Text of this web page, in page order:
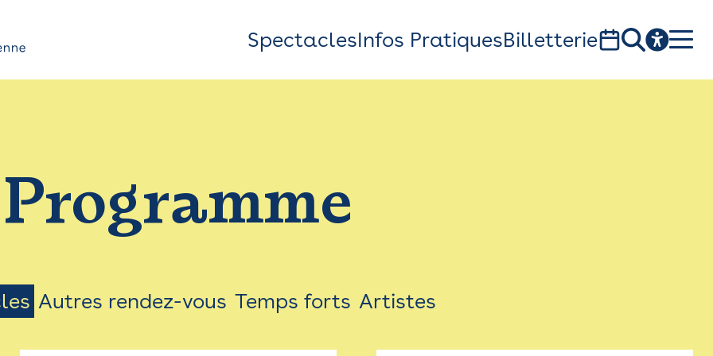
Top
Bar
Menu
SpectaclesInfos PratiquesBilletterie
1, av. du Chateau d'eau - 31300 Toulouse
Programme
Autres rendez-vous Temps forts Artistes